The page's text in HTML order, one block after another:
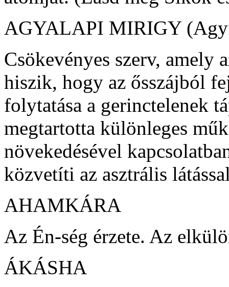
AGYALAPI MIRIGY
Csökevényes szerv, amely
hiszik, hogy az ősszájból
folytatása a gerinctelenek
megtartotta különleges
növekedésével
közvetíti az asztrális
AHAMKÁRA
Az Én-ség érzete. Az
ÁKÁSHA